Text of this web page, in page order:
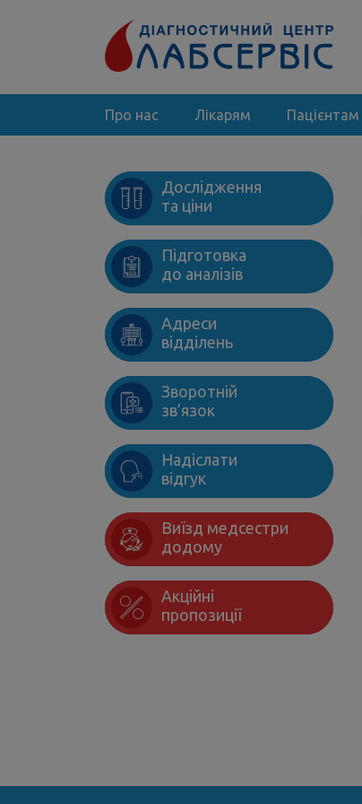
Про нас Лікарям Пацієнтам
Дослідження
та ціни
Підготовка
до аналізів
Адреси
відділень
Зворотній
зв’язок
Надіслати
відгук
Виїзд медсестри
додому
Акційні
пропозиції